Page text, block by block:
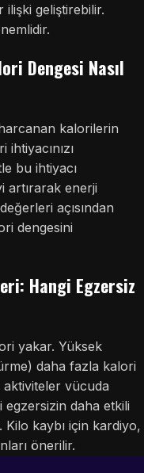
ilişki geliştirebilir.
Dengesi Nasıl
kalorilerin
bu ihtiyacı
artırarak enerji
açısından
dengesini
Hangi Egzersiz
yakar. Yüksek
daha fazla kalori
vücuda
egzersizin daha etkili
Kilo kaybı için kardiyo,
önerilir.